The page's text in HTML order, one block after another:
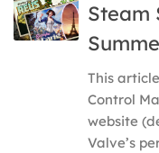
Steam
This
Control
website
Valve’s